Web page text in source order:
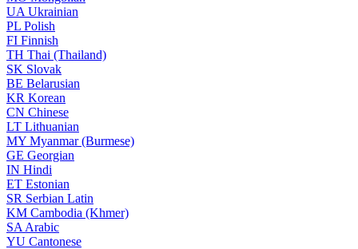
UA Ukrainian
PL Polish
FI Finnish
TH Thai (Thailand)
SK Slovak
BE Belarusian
KR Korean
CN Chinese
LT Lithuanian
MY Myanmar (Burmese)
GE Georgian
IN Hindi
ET Estonian
SR Serbian Latin
KM Cambodia (Khmer)
SA Arabic
YU Cantonese